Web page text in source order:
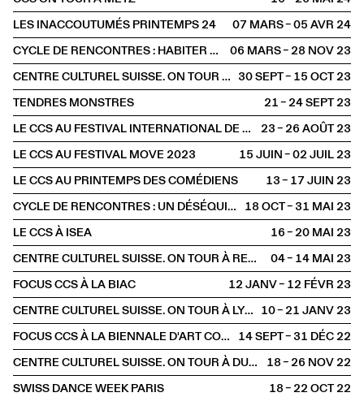
LES INACCOUTUMÉS PRINTEMPS 24
07 MARS – 05 AVR2024
CYCLE DE RENCONTRES : HABITER EN CLAUSTROPHILE
06 MARS – 28 NOV2023
CENTRE CULTUREL SUISSE. ON TOUR À BORDEAUX 30 SEPT – 15 OCT2023
TENDRES MONSTRES
21 – 24 SEPT2023
LE CCS AU FESTIVAL INTERNATIONAL DE THÉÂTRE DE RUE D’AURILLAC
23 – 26 AOÛT2023
LE CCS AU FESTIVAL MOVE 2023
15 JUIN – 02 JUIL2023
LE CCS AU PRINTEMPS DES COMÉDIENS
13 – 17 JUIN2023
CYCLE DE RENCONTRES : UN DÉSÉQUILIBRE PRÉCIS 18 OCT – 31 MAI2023
LE CCS À ISEA
16 – 20 MAI2023
CENTRE CULTUREL SUISSE. ON TOUR À RENNES
04 – 14 MAI2023
FOCUS CCS À LA BIAC
12 JANV – 12 FÉVR2023
CENTRE CULTUREL SUISSE. ON TOUR À LYON 10 – 21 JANV2023
FOCUS CCS À LA BIENNALE D'ART CONTEMPORAIN DE LYON 14 SEPT – 31 DÉC2022
CENTRE CULTUREL SUISSE. ON TOUR À DUNKERQUE
18 – 26 NOV2022
SWISS DANCE WEEK PARIS
18 – 22 OCT2022